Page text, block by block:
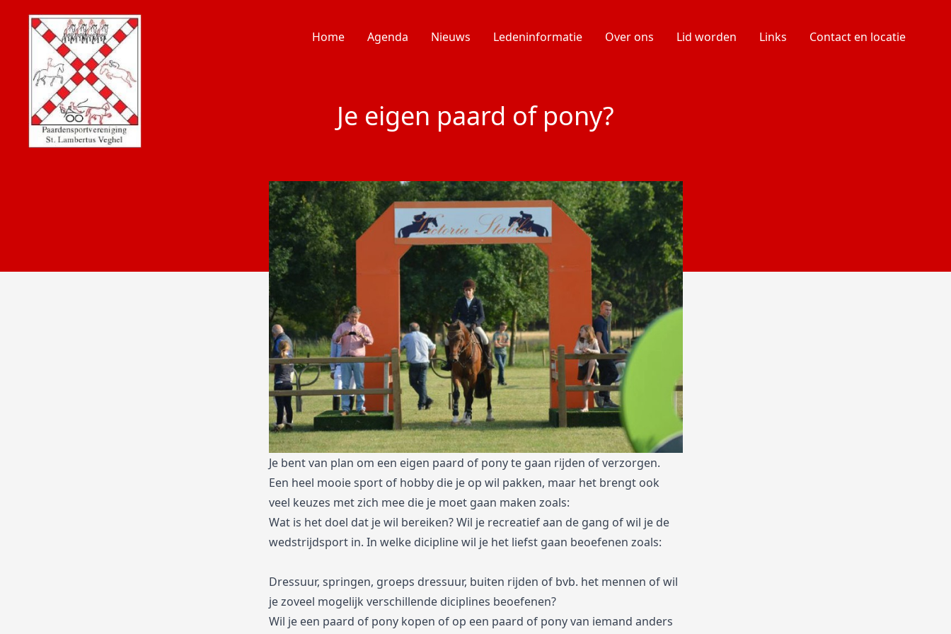
Home Agenda Nieuws Ledeninformatie Over ons Lid worden Links Contact en locatie
Je eigen paard of pony?
Je bent van plan om een eigen paard of pony te gaan rijden of verzorgen.
Een heel mooie sport of hobby die je op wil pakken, maar het brengt ook
veel keuzes met zich mee die je moet gaan maken zoals:
Wat is het doel dat je wil bereiken? Wil je recreatief aan de gang of wil je de
wedstrijdsport in. In welke dicipline wil je het liefst gaan beoefenen zoals:
Dressuur, springen, groeps dressuur, buiten rijden of bvb. het mennen of wil
je zoveel mogelijk verschillende diciplines beoefenen?
Wil je een paard of pony kopen of op een paard of pony van iemand anders